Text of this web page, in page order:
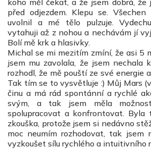
před odjezdem. Klepu se.
uvolnil a mé tělo pulzuje.
vytahuji až z nohou a nechávám jí
Bolí mě krk a hlasivky.
Michal se mi mezitím zmíní, že asi 5
jsem mu zavolala, že jsem nechala
rozhodl, že mě pouští ze své energie
Tak tím se to vysvětluje :) Můj Mars
činu a má rád spontánní a rychlé
svým, a tak jsem měla
spolupracovat a konfrontovat.
zkouška, protože jsem si nedávno
moc neumím rozhodovat, tak jsem
vyzkoušet sílu rychlého a intuitivního